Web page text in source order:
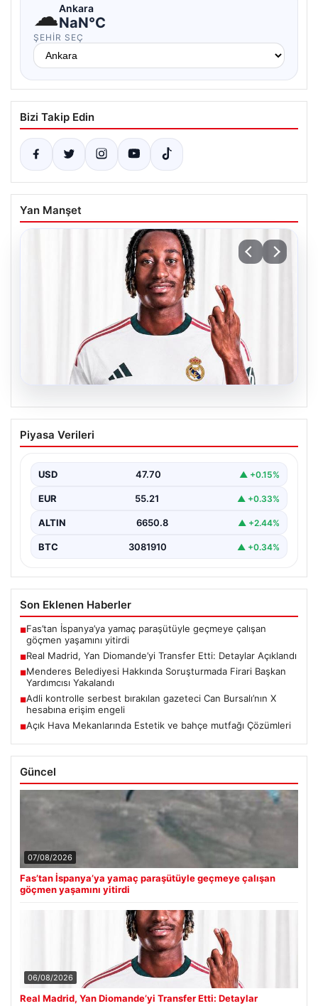
☁Ankara
NaN°C
ŞEHIR SEÇ
Bizi Takip Edin
Yan Manşet
06.08.2026
Real Madrid, Yan Diomande’yi Transfer
Etti: Detaylar Açıklandı
gündeme oturdu. Kulüp, Fildişi Sahilli…
Piyasa Verileri
USD 47.70 ▲ +0.15%
EUR 55.21 ▲ +0.33%
ALTIN 6650.8 ▲ +2.44%
BTC 3081910 ▲ +0.34%
Son Eklenen Haberler
■Fas’tan İspanya’ya yamaç paraşütüyle geçmeye çalışan
göçmen yaşamını yitirdi
■Real Madrid, Yan Diomande’yi Transfer Etti: Detaylar Açıklandı
■Menderes Belediyesi Hakkında Soruşturmada Firari Başkan
Yardımcısı Yakalandı
■Adli kontrolle serbest bırakılan gazeteci Can Bursalı’nın X
hesabına erişim engeli
■Açık Hava Mekanlarında Estetik ve bahçe mutfağı Çözümleri
Güncel
07/08/2026
Fas’tan İspanya’ya yamaç paraşütüyle geçmeye çalışan
göçmen yaşamını yitirdi
06/08/2026
Real Madrid, Yan Diomande’yi Transfer Etti: Detaylar